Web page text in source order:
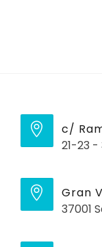
c/
21-23
Gran
37001